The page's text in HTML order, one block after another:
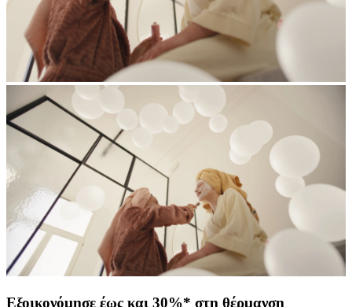
Εξοικονόμησε έως και 30%* στη θέρμανση